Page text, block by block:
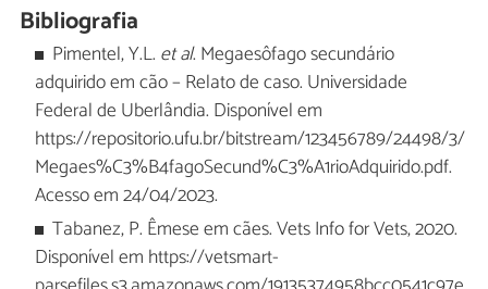
Bibliografia
Pimentel, Y.L. et al. Megaesôfago secundário
adquirido em cão – Relato de caso. Universidade
Federal de Uberlândia. Disponível em
https://repositorio.ufu.br/bitstream/123456789/24498/3/
Megaes%C3%B4fagoSecund%C3%A1rioAdquirido.pdf.
Acesso em 24/04/2023.
Tabanez, P. Êmese em cães. Vets Info for Vets, 2020.
Disponível em https://vetsmart-